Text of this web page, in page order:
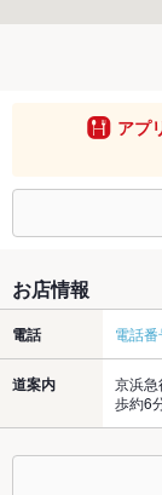
アプ
お店情報
電話 電話
道案内
京浜
歩約6